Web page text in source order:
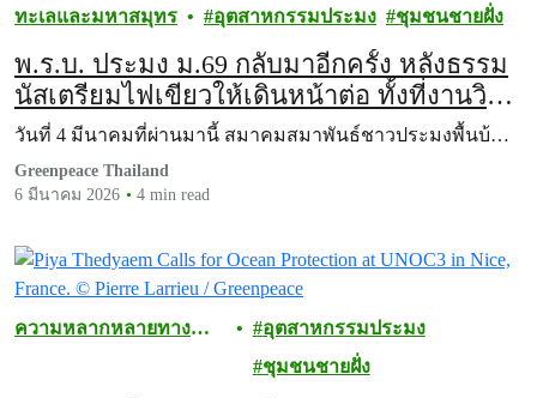
ทะเลและมหาสมุทร อุตสาหกรรมประมง ชุมชนชายฝั่ง
พ.ร.บ. ประมง ม.69 กลับมาอีกครั้ง หลังธรรม
นัสเตรียมไฟเขียวให้เดินหน้าต่อ ทั้งที่งานวิจัย
ยังไม่ชัดเจน
วันที่ 4 มีนาคมที่ผ่านมานี้ สมาคมสมาพันธ์ชาวประมงพื้นบ้…
Greenpeace Thailand
6 มีนาคม 2026
4 min read
ความหลากหลายทาง
อุตสาหกรรมประมง
ชุมชนชายฝั่ง